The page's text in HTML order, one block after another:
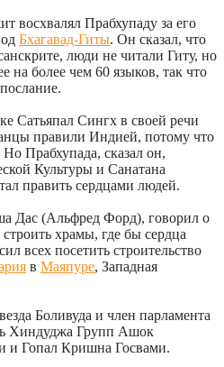
восхвалял Прабхупаду за его
Бхагавад-Гиты. Он сказал, что
люди не читали Гиту, но
более чем 60 языков, так что
Сатьяпал Сингх в своей речи
правили Индией, потому что
Прабхупада, сказал он,
Культуры и Санатана
править сердцами людей.
Дас (Альфред Форд), говорил о
храмы, где бы сердца
всех посетить строительство
в Маяпуре, Западная
Боливуда и член парламента
Хиндуджа Групп Ашок
и Гопал Кришна Госвами.